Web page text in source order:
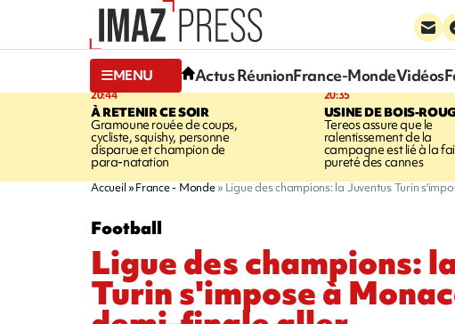
MENU Actus RéunionFrance-MondeVidéos
20:44
À RETENIR CE SOIR
Gramoune rouée de coups,
cycliste, squishy, personne
disparue et champion de
para-natation
20:35
USINE DE BOIS-
Tereos assure que le
ralentissement de la
campagne est lié à la
pureté des cannes
Accueil France - Monde Ligue des champions: la Juventus Turin
Football
Ligue des champions:
Turin s'impose à